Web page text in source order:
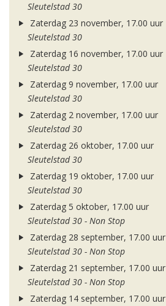
Sleutelstad 30
Zaterdag 23 november, 17.00 uur
Sleutelstad 30
Zaterdag 16 november, 17.00 uur
Sleutelstad 30
Zaterdag 9 november, 17.00 uur
Sleutelstad 30
Zaterdag 2 november, 17.00 uur
Sleutelstad 30
Zaterdag 26 oktober, 17.00 uur
Sleutelstad 30
Zaterdag 19 oktober, 17.00 uur
Sleutelstad 30
Zaterdag 5 oktober, 17.00 uur
Sleutelstad 30 - Non Stop
Zaterdag 28 september, 17.00 uur
Sleutelstad 30 - Non Stop
Zaterdag 21 september, 17.00 uur
Sleutelstad 30 - Non Stop
Zaterdag 14 september, 17.00 uur